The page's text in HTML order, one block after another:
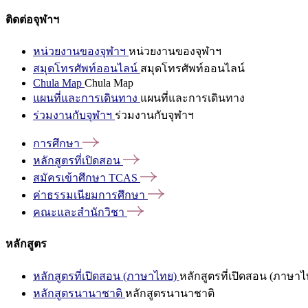
ติดต่อจุฬาฯ
หน่วยงานของจุฬาฯ หน่วยงานของจุฬาฯ
สมุดโทรศัพท์ออนไลน์ สมุดโทรศัพท์ออนไลน์
Chula Map Chula Map
แผนที่และการเดินทาง แผนที่และการเดินทาง
ร่วมงานกับจุฬาฯ ร่วมงานกับจุฬาฯ
การศึกษา
หลักสูตรที่เปิดสอน
สมัครเข้าศึกษา TCAS
ค่าธรรมเนียมการศึกษา
คณะและสำนักวิชา
หลักสูตร
หลักสูตรที่เปิดสอน (ภาษาไทย) หลักสูตรที่เปิดสอน (ภาษาไ
หลักสูตรนานาชาติ หลักสูตรนานาชาติ